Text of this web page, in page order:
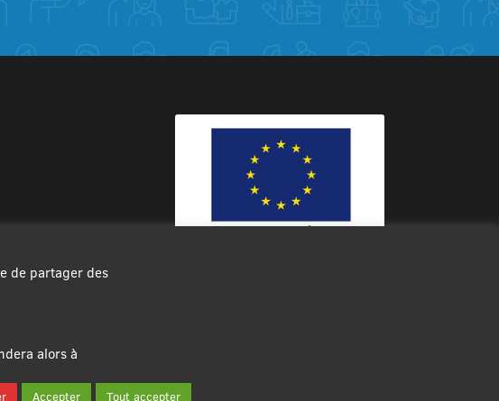
de partager des
alors à
Accepter Tout accepter